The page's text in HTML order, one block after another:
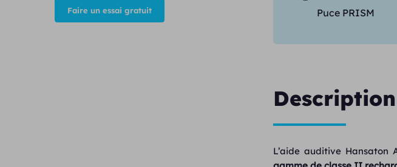
Faire un essai gratuit
Puce PRISM
L’aide auditive